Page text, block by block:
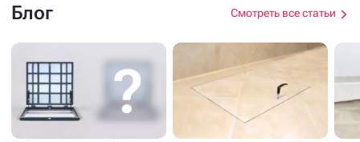
Блог Смотреть все статьи